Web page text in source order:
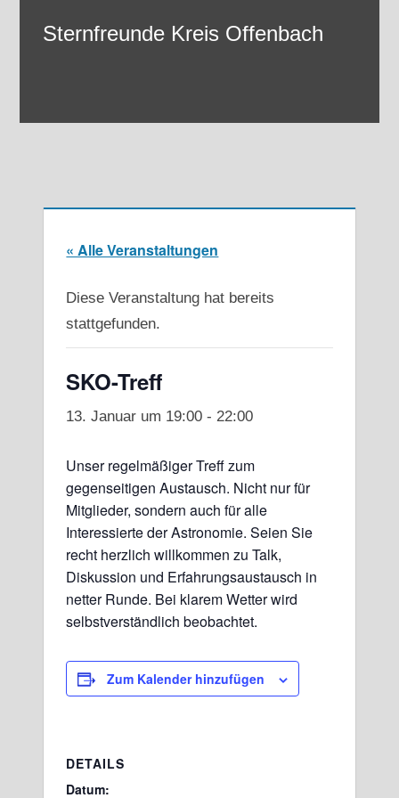
InhaltSternfreunde Kreis Offenbach
« Alle Veranstaltungen
Diese Veranstaltung hat bereits
stattgefunden.
SKO-Treff
13. Januar um 19:00 -22:00
Unser regelmäßiger Treff zum
gegenseitigen Austausch. Nicht nur für
Mitglieder, sondern auch für alle
Interessierte der Astronomie. Seien Sie
recht herzlich willkommen zu Talk,
Diskussion und Erfahrungsaustausch in
netter Runde. Bei klarem Wetter wird
selbstverständlich beobachtet.
Zum Kalender hinzufügen
DETAILS
Datum: